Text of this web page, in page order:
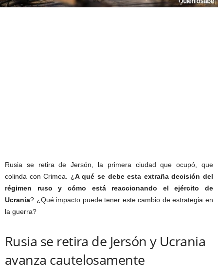
Rusia se retira de Jersón, la primera ciudad que ocupó, que
colinda con Crimea. ¿A qué se debe esta extraña decisión del
régimen ruso y cómo está reaccionando el ejército de
Ucrania? ¿Qué impacto puede tener este cambio de estrategia en
la guerra?
Rusia se retira de Jersón y Ucrania
avanza cautelosamente